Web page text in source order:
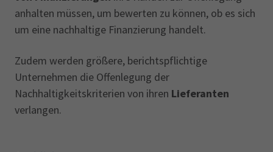
anhalten müssen, um bewerten zu können, ob es sich
um eine nachhaltige Finanzierung handelt.
Zudem werden größere, berichtspflichtige
Unternehmen die Offenlegung der
Nachhaltigkeitskriterien von ihren Lieferanten
verlangen.